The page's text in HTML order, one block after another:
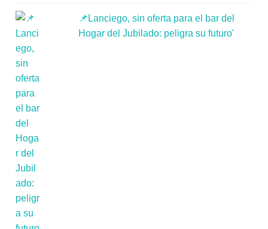
📌Lanciego, sin oferta para el bar del
Hogar del Jubilado: peligra su futuro'